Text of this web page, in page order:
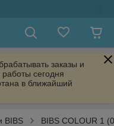
заказы и
сегодня
в ближайший
BIBS BIBS COLOUR 1